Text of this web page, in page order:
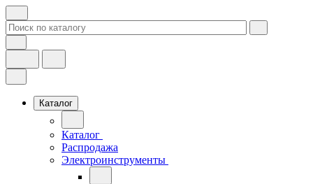
Каталог
Каталог
Распродажа
Электроинструменты